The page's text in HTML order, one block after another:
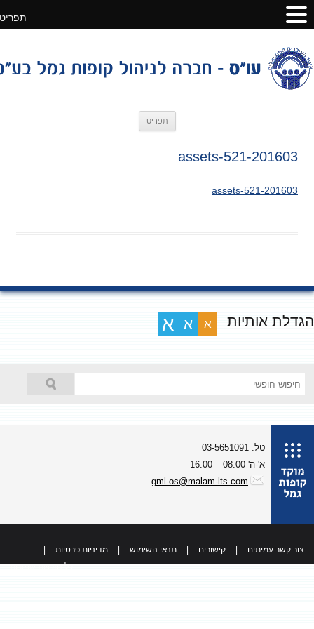
תפריט
201603-assets-521
201603-assets-521
אותיות א א א
טל: 03-5651091
א'-ה' 08:00 – 16:00
gml-os@malam-lts.com
צור קשר עמיתים קישורים תנאי השימוש מדיניות פרטיות
כל הזכויות שמורות
תפריט